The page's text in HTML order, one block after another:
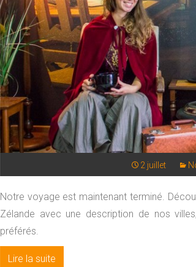
2 juillet
Notre voyage est maintenant terminé.
Zélande avec une description de nos
préférés.
Lire la suite